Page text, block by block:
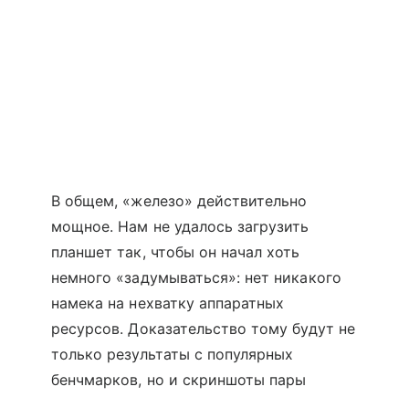
В общем, «железо» действительно
мощное. Нам не удалось загрузить
планшет так, чтобы он начал хоть
немного «задумываться»: нет никакого
намека на нехватку аппаратных
ресурсов. Доказательство тому будут не
только результаты с популярных
бенчмарков, но и скриншоты пары